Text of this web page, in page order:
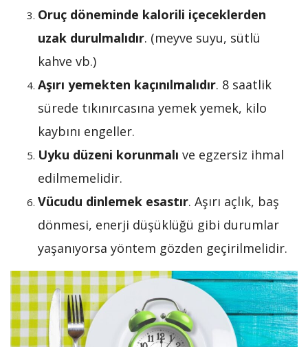
Oruç döneminde kalorili içeceklerden
uzak durulmalıdır. (meyve suyu, sütlü
kahve vb.)
Aşırı yemekten kaçınılmalıdır. 8 saatlik
sürede tıkınırcasına yemek yemek, kilo
kaybını engeller.
Uyku düzeni korunmalı ve egzersiz ihmal
edilmemelidir.
Vücudu dinlemek esastır. Aşırı açlık, baş
dönmesi, enerji düşüklüğü gibi durumlar
yaşanıyorsa yöntem gözden geçirilmelidir.